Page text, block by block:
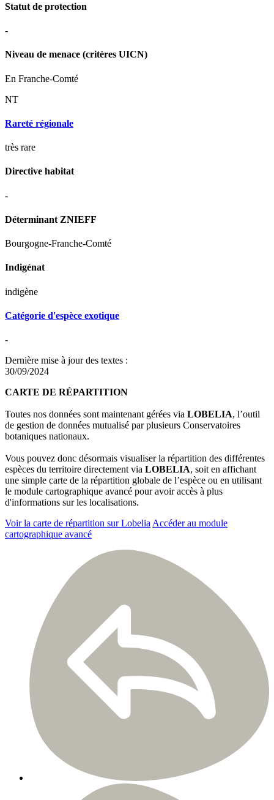
Statut de protection
-
Niveau de menace (critères UICN)
En Franche-Comté
NT
Rareté régionale
très rare
Directive habitat
-
Déterminant ZNIEFF
Bourgogne-Franche-Comté
Indigénat
indigène
Catégorie d'espèce exotique
-
Dernière mise à jour des textes :
30/09/2024
CARTE DE RÉPARTITION
Toutes nos données sont maintenant gérées via LOBELIA, l’outil
de gestion de données mutualisé par plusieurs Conservatoires
botaniques nationaux.
Vous pouvez donc désormais visualiser la répartition des différentes
espèces du territoire directement via LOBELIA, soit en affichant
une simple carte de la répartition globale de l’espèce ou en utilisant
le module cartographique avancé pour avoir accès à plus
d'informations sur les localisations.
Voir la carte de répartition sur Lobelia Accéder au module
cartographique avancé